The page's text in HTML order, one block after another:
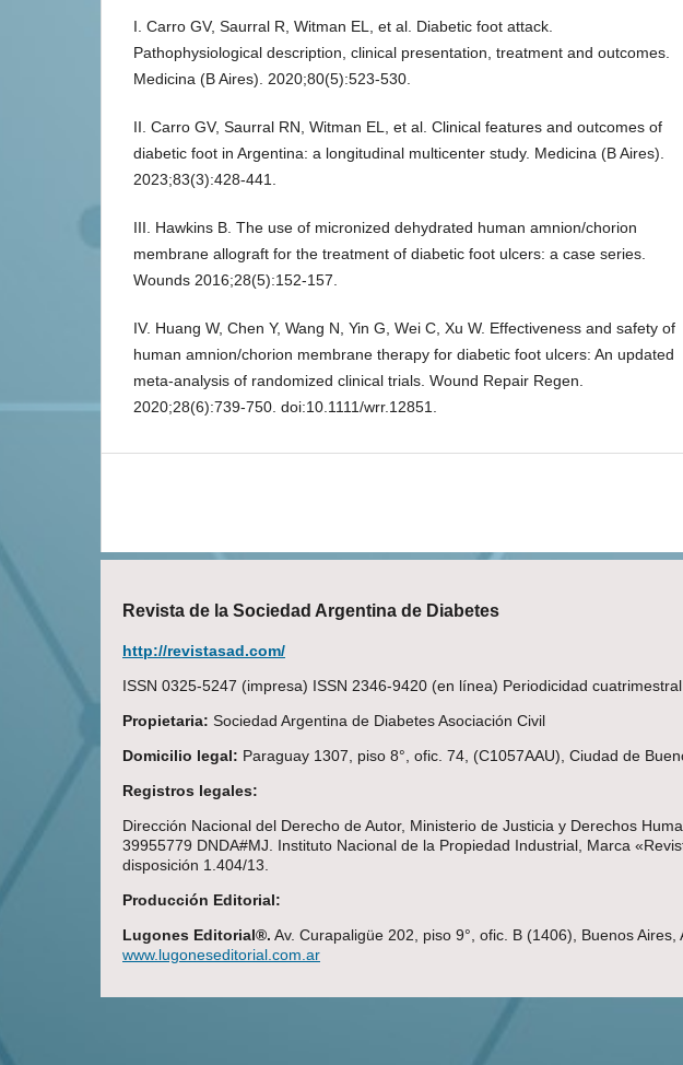
I. Carro GV, Saurral R, Witman EL, et al. Diabetic foot attack.
Pathophysiological description, clinical presentation, treatment and outcomes.
Medicina (B Aires). 2020;80(5):523-530.
II. Carro GV, Saurral RN, Witman EL, et al. Clinical features and outcomes of
diabetic foot in Argentina: a longitudinal multicenter study. Medicina (B Aires).
2023;83(3):428-441.
III. Hawkins B. The use of micronized dehydrated human amnion/chorion
membrane allograft for the treatment of diabetic foot ulcers: a case series.
Wounds 2016;28(5):152-157.
IV. Huang W, Chen Y, Wang N, Yin G, Wei C, Xu W. Effectiveness and safety of
human amnion/chorion membrane therapy for diabetic foot ulcers: An updated
meta-analysis of randomized clinical trials. Wound Repair Regen.
2020;28(6):739-750. doi:10.1111/wrr.12851.
Revista de la Sociedad Argentina de Diabetes
http://revistasad.com/
ISSN 0325-5247 (impresa) ISSN 2346-9420 (en línea) Periodicidad cuatrimestral
Propietaria: Sociedad Argentina de Diabetes Asociación Civil
Domicilio legal: Paraguay 1307, piso 8°, ofic. 74, (C1057AAU), Ciudad de
Registros legales:
Dirección Nacional del Derecho de Autor, Ministerio de Justicia y Derechos
39955779 DNDA#MJ. Instituto Nacional de la Propiedad Industrial, Marca
disposición 1.404/13.
Producción Editorial:
Lugones Editorial®. Av. Curapaligüe 202, piso 9°, ofic. B (1406), Buenos
www.lugoneseditorial.com.ar